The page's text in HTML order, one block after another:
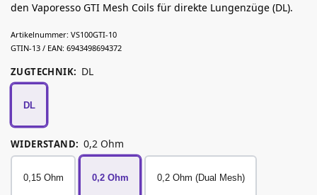
den Vaporesso GTI Mesh Coils für direkte Lungenzüge (DL).
Artikelnummer: VS100GTI-10
GTIN-13 / EAN: 6943498694372
ZUGTECHNIK: DL
DL
WIDERSTAND: 0,2 Ohm
0,15 Ohm 0,2 Ohm 0,2 Ohm (Dual Mesh)